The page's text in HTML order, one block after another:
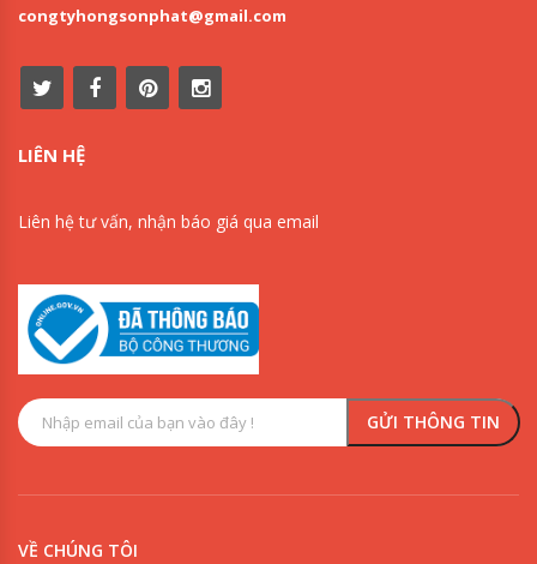
congtyhongsonphat@gmail.com
LIÊN HỆ
Liên hệ tư vấn, nhận báo giá qua email
VỀ CHÚNG TÔI